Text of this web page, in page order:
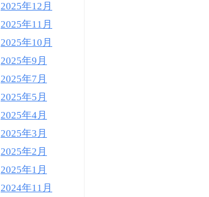
2025年12月
2025年11月
2025年10月
2025年9月
2025年7月
2025年5月
2025年4月
2025年3月
2025年2月
2025年1月
2024年11月